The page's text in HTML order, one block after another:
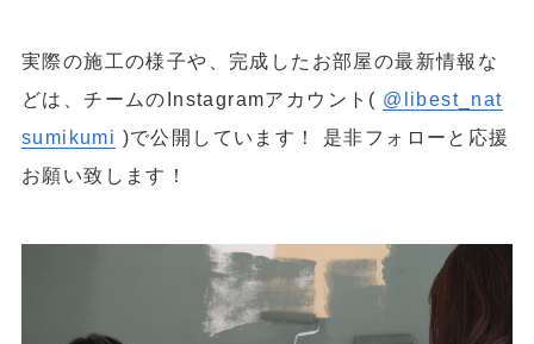
実際の施工の様子や、完成したお部屋の最新情報な
どは、チームのInstagramアカウント( @libest_nat
sumikumi )で公開しています！ 是非フォローと応援
お願い致します！